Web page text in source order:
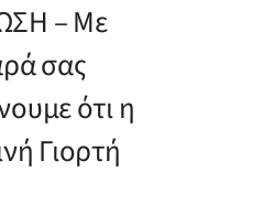
– Με
σας
ότι η
Γιορτή